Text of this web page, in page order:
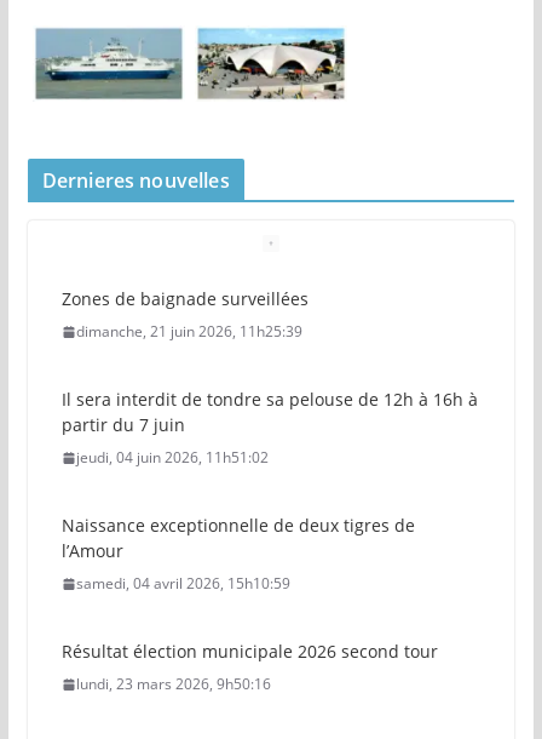
Dernieres nouvelles
Zones de baignade surveillées
dimanche, 21 juin 2026, 11h25:39
Il sera interdit de tondre sa pelouse de 12h à 16h à
partir du 7 juin
jeudi, 04 juin 2026, 11h51:02
Naissance exceptionnelle de deux tigres de
l’Amour
samedi, 04 avril 2026, 15h10:59
Résultat élection municipale 2026 second tour
lundi, 23 mars 2026, 9h50:16